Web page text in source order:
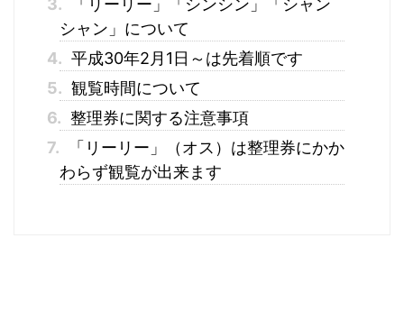
3.
「リーリー」「シンシン」「シャン
シャン」について
4. 平成30年2月1日～は先着順です
5. 観覧時間について
6. 整理券に関する注意事項
7.
「リーリー」（オス）は整理券にかか
わらず観覧が出来ます